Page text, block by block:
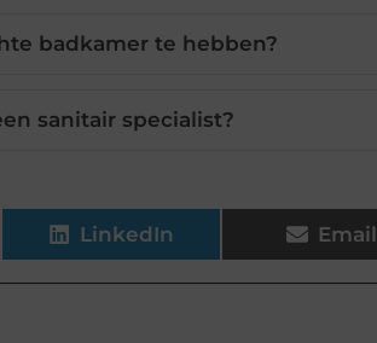
badkamer te hebben?
sanitair specialist?
LinkedIn Email